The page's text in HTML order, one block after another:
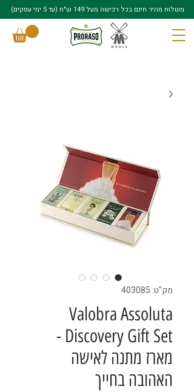
משלוח מהיר חינם בכל רכישה מעל 149 ש"ח (עד 5 ימי עסקים)
מק"ט: 403085
Valobra Assoluta
Discovery Gift Set -
מארז מתנה לאישה
האהובה בחייך